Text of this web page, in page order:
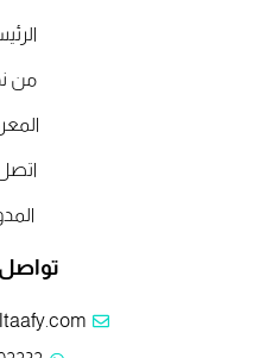
r
من
اتصل
تواصل